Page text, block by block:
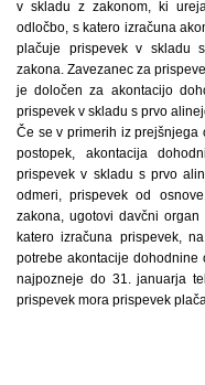
v skladu z zakonom, ki
odločbo, s katero izračuna
plačuje prispevek v skladu
zakona. Zavezanec za
je določen za akontacijo
prispevek v skladu s prvo
Če se v primerih iz prejšnjega
postopek, akontacija
prispevek v skladu s prvo
odmeri, prispevek od
zakona, ugotovi davčni
katero izračuna prispevek,
potrebe akontacije
najpozneje do 31. januarja
prispevek mora prispevek